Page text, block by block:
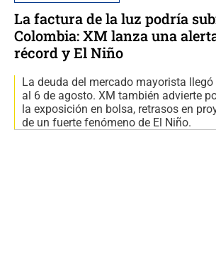
La factura de la luz podría
Colombia: XM lanza una
récord y El Niño
La deuda del mercado mayorista
al 6 de agosto. XM también advierte
la exposición en bolsa, retrasos en
de un fuerte fenómeno de El Niño.